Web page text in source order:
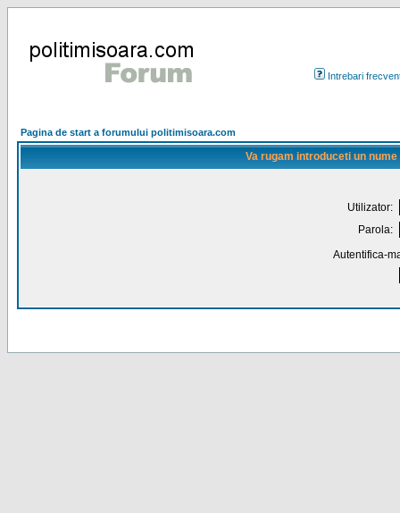
Intrebari
Pagina de start a forumului politimisoara.com
Va rugam introduceti un
Utilizator:
Parola:
Autentifica-